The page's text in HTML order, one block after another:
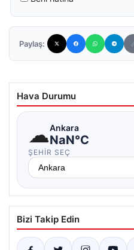
Paylaş:
Hava Durumu
☁Ankara
NaN°C
ŞEHIR SEÇ
Bizi Takip Edin